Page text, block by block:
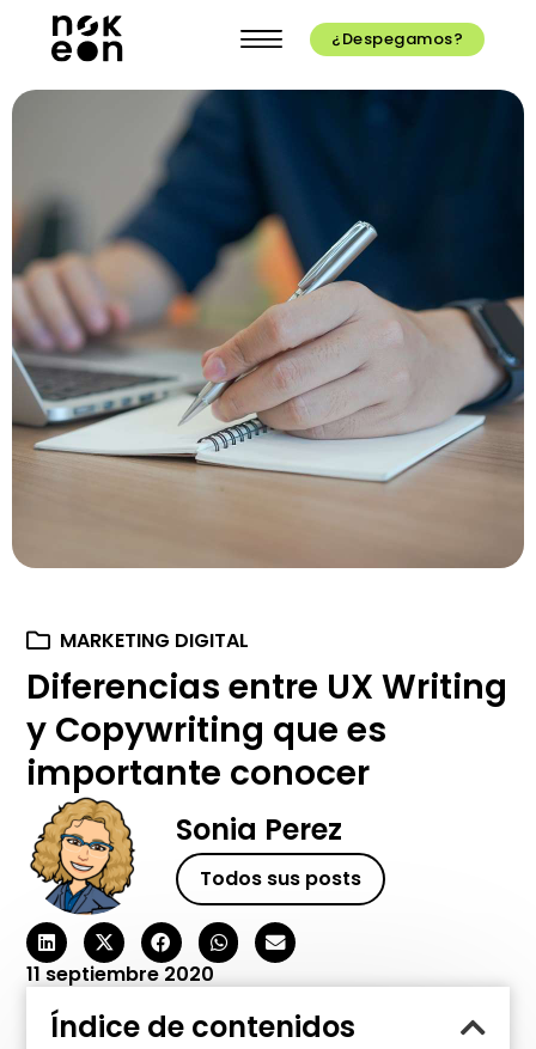
¿Despegamos?
MARKETING DIGITAL
Diferencias entre UX Writing
y Copywriting que es
importante conocer
Sonia Perez
Todos sus posts
11 septiembre 2020
Índice de contenidos